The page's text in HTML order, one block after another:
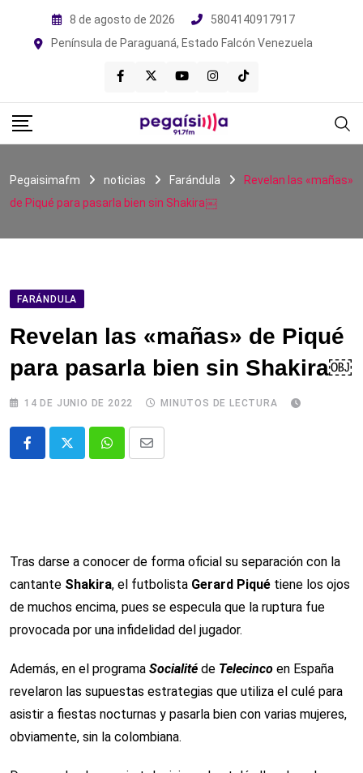
8 de agosto de 2026
5804140917917
Península de Paraguaná, Estado Falcón Venezuela
Pegaisimafm noticias Farándula
Revelan las «mañas»
de Piqué para pasarla bien sin Shakira￼
FARÁNDULA
Revelan las «mañas» de Piqué
para pasarla bien sin Shakira￼
14 DE JUNIO DE 2022 MINUTOS DE LECTURA
WhatsappComparte
Tras darse a conocer de forma oficial su separación con la
cantante Shakira, el futbolista Gerard Piqué tiene los ojos
de muchos encima, pues se especula que la ruptura fue
provocada por una infidelidad del jugador.
Además, en el programa Socialité de Telecinco en España
revelaron las supuestas estrategias que utiliza el culé para
asistir a fiestas nocturnas y pasarla bien con varias mujeres,
obviamente, sin la colombiana.